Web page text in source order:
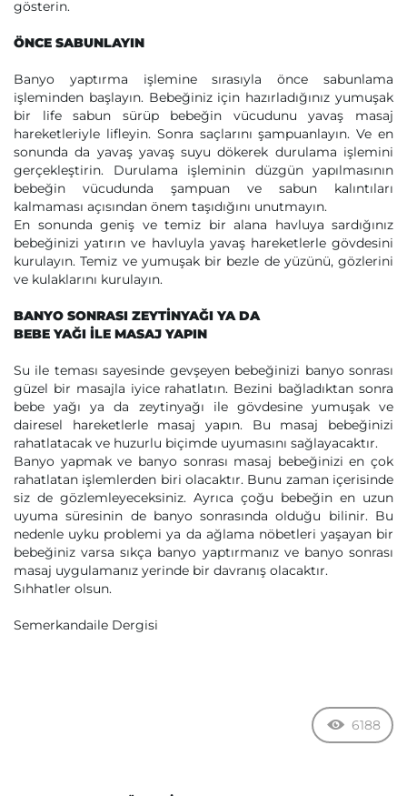
gösterin.
ÖNCE SABUNLAYIN
Banyo yaptırma işlemine sırasıyla önce sabunlama
işleminden başlayın. Bebeğiniz için hazırladığınız yumuşak
bir life sabun sürüp bebeğin vücudunu yavaş masaj
hareketleriyle lifleyin. Sonra saçlarını şampuanlayın. Ve en
sonunda da yavaş yavaş suyu dökerek durulama işlemini
gerçekleştirin. Durulama işleminin düzgün yapılmasının
bebeğin vücudunda şampuan ve sabun kalıntıları
kalmaması açısından önem taşıdığını unutmayın.
En sonunda geniş ve temiz bir alana havluya sardığınız
bebeğinizi yatırın ve havluyla yavaş hareketlerle gövdesini
kurulayın. Temiz ve yumuşak bir bezle de yüzünü, gözlerini
ve kulaklarını kurulayın.
BANYO SONRASI ZEYTİNYAĞI YA DA
BEBE YAĞI İLE MASAJ YAPIN
Su ile teması sayesinde gevşeyen bebeğinizi banyo sonrası
güzel bir masajla iyice rahatlatın. Bezini bağladıktan sonra
bebe yağı ya da zeytinyağı ile gövdesine yumuşak ve
dairesel hareketlerle masaj yapın. Bu masaj bebeğinizi
rahatlatacak ve huzurlu biçimde uyumasını sağlayacaktır.
Banyo yapmak ve banyo sonrası masaj bebeğinizi en çok
rahatlatan işlemlerden biri olacaktır. Bunu zaman içerisinde
siz de gözlemleyeceksiniz. Ayrıca çoğu bebeğin en uzun
uyuma süresinin de banyo sonrasında olduğu bilinir. Bu
nedenle uyku problemi ya da ağlama nöbetleri yaşayan bir
bebeğiniz varsa sıkça banyo yaptırmanız ve banyo sonrası
masaj uygulamanız yerinde bir davranış olacaktır.
Sıhhatler olsun.
Semerkandaile Dergisi
6188